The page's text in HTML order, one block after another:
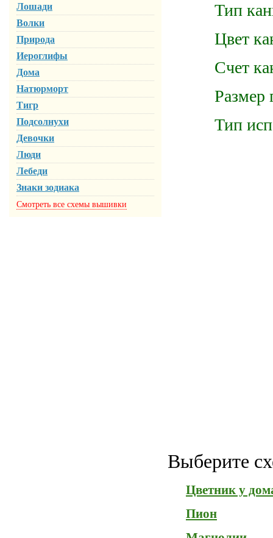
Лошади
Волки
Природа
Иероглифы
Дома
Натюрморт
Тигр
Подсолнухи
Девочки
Люди
Лебеди
Знаки зодиака
Смотреть все схемы вышивки
Тип
Цвет
Счет
Размер
Тип
Выберите
Цветник у
Пион